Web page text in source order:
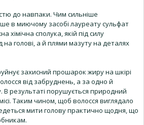
до навпаки. Чим сильніше
в миючому засобі лауреату сульфат
хімічна сполука, якій під силу
голові, а й плями мазуту на деталях
захисний прошарок жиру на шкірі
від забруднень, а за одно й
В результаті порушується природний
Таким чином, щоб волосся виглядало
мити голову практично щодня, що